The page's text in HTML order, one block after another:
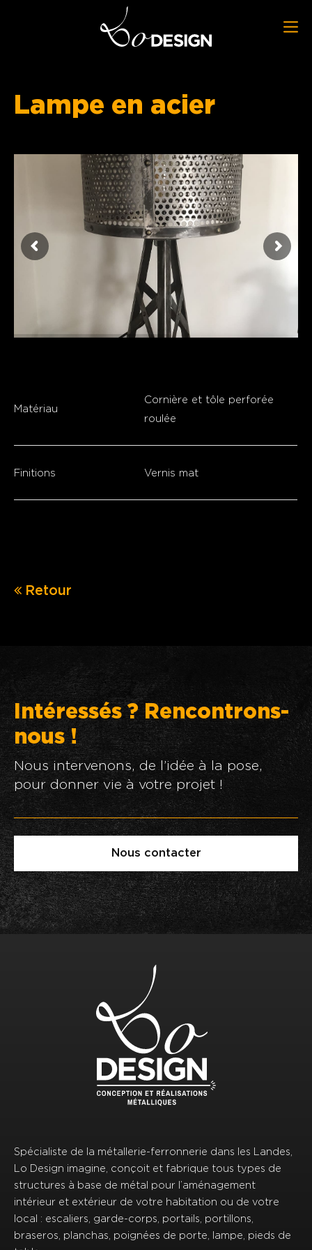
Lampe en acier
Matériau
Cornière et tôle perforée
roulée
Finitions Vernis mat
Retour
Intéressés ? Rencontrons-
nous !
Nous intervenons, de l’idée à la pose,
pour donner vie à votre projet !
Nous contacter
Spécialiste de la métallerie-ferronnerie dans les Landes,
Lo Design imagine, conçoit et fabrique tous types de
structures à base de métal pour l’aménagement
intérieur et extérieur de votre habitation ou de votre
local : escaliers, garde-corps, portails, portillons,
braseros, planchas, poignées de porte, lampe, pieds de